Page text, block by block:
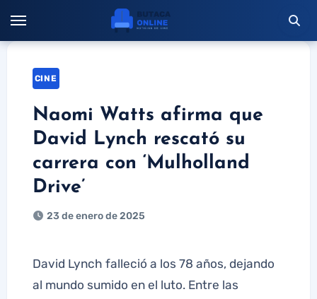
contenido
CINE
Naomi Watts afirma que
David Lynch rescató su
carrera con ‘Mulholland
Drive’
23 de enero de 2025
David Lynch falleció a los 78 años, dejando
al mundo sumido en el luto. Entre las